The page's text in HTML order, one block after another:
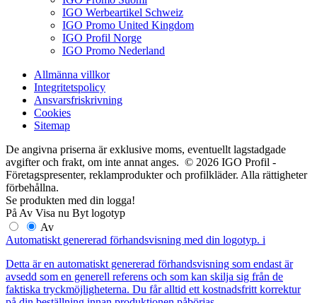
IGO Werbeartikel Schweiz
IGO Promo United Kingdom
IGO Profil Norge
IGO Promo Nederland
Allmänna villkor
Integritetspolicy
Ansvarsfriskrivning
Cookies
Sitemap
De angivna priserna är exklusive moms, eventuellt lagstadgade
avgifter och frakt, om inte annat anges. © 2026 IGO Profil -
Företagspresenter, reklamprodukter och profilkläder. Alla rättigheter
förbehållna.
Se produkten med din logga!
På Av Visa nu Byt logotyp
Av
Automatiskt genererad förhandsvisning med din logotyp. i
Detta är en automatiskt genererad förhandsvisning som endast är
avsedd som en generell referens och som kan skilja sig från de
faktiska tryckmöjligheterna. Du får alltid ett kostnadsfritt korrektur